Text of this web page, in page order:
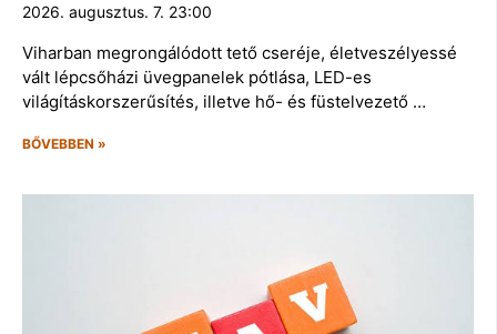
2026. augusztus. 7. 23:00
Viharban megrongálódott tető cseréje, életveszélyessé
vált lépcsőházi üvegpanelek pótlása, LED-es
világításkorszerűsítés, illetve hő- és füstelvezető …
BŐVEBBEN »